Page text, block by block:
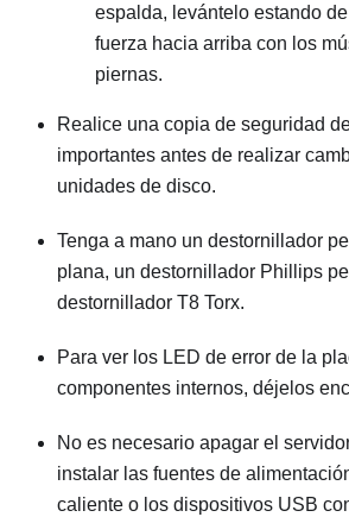
espalda, levántelo estando
fuerza hacia arriba con los
piernas.
Realice una copia de seguridad
importantes antes de realizar
unidades de disco.
Tenga a mano un destornillador
plana, un destornillador Phillips
destornillador T8 Torx.
Para ver los LED de error de la
componentes internos, déjelos
No es necesario apagar el
instalar las fuentes de
caliente o los dispositivos USB